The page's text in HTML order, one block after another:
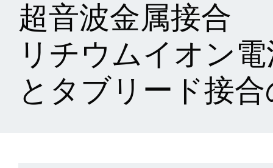
超音波金属接合
リチウムイオン
とタブリード接